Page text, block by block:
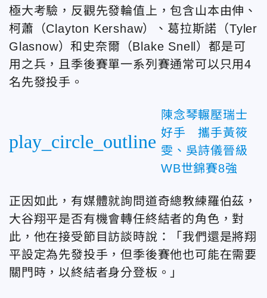
極大考驗，反觀先發輪值上，包含山本由伸、
柯蕭（Clayton Kershaw）、葛拉斯諾（Tyler
Glasnow）和史奈爾（Blake Snell）都是可
用之兵，且季後賽單一系列賽通常可以只用4
名先發投手。
play_circle_outline
陳念琴輾壓瑞士
好手 攜手黃筱
雯、吳詩儀晉級
WB世錦賽8強
正因如此，有媒體就詢問道奇總教練羅伯茲，
大谷翔平是否有機會轉任終結者的角色，對
此，他在接受節目訪談時說：「我們還是將翔
平設定為先發投手，但季後賽他也可能在需要
關門時，以終結者身分登板。」